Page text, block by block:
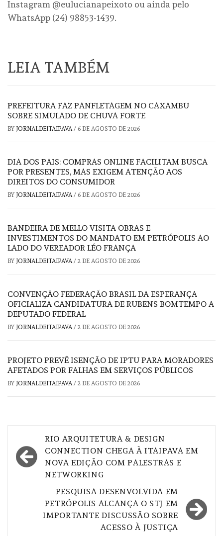
Instagram @eulucianapeixoto ou ainda pelo
WhatsApp (24) 98853-1439.
LEIA TAMBÉM
PREFEITURA FAZ PANFLETAGEM NO CAXAMBU
SOBRE SIMULADO DE CHUVA FORTE
BY JORNALDEITAIPAVA/ 6 DE AGOSTO DE 2026
DIA DOS PAIS: COMPRAS ONLINE FACILITAM BUSCA
POR PRESENTES, MAS EXIGEM ATENÇÃO AOS
DIREITOS DO CONSUMIDOR
BY JORNALDEITAIPAVA/ 6 DE AGOSTO DE 2026
BANDEIRA DE MELLO VISITA OBRAS E
INVESTIMENTOS DO MANDATO EM PETRÓPOLIS AO
LADO DO VEREADOR LÉO FRANÇA
BY JORNALDEITAIPAVA/ 2 DE AGOSTO DE 2026
CONVENÇÃO FEDERAÇÃO BRASIL DA ESPERANÇA
OFICIALIZA CANDIDATURA DE RUBENS BOMTEMPO A
DEPUTADO FEDERAL
BY JORNALDEITAIPAVA/ 2 DE AGOSTO DE 2026
PROJETO PREVÊ ISENÇÃO DE IPTU PARA MORADORES
AFETADOS POR FALHAS EM SERVIÇOS PÚBLICOS
BY JORNALDEITAIPAVA/ 2 DE AGOSTO DE 2026
Navegação
de
Post
RIO ARQUITETURA & DESIGN
CONNECTION CHEGA À ITAIPAVA EM
NOVA EDIÇÃO COM PALESTRAS E
NETWORKING
PESQUISA DESENVOLVIDA EM
PETRÓPOLIS ALCANÇA O STJ EM
IMPORTANTE DISCUSSÃO SOBRE
ACESSO À JUSTIÇA